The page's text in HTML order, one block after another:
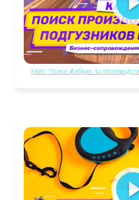
Кейс: Поиск фабрик по